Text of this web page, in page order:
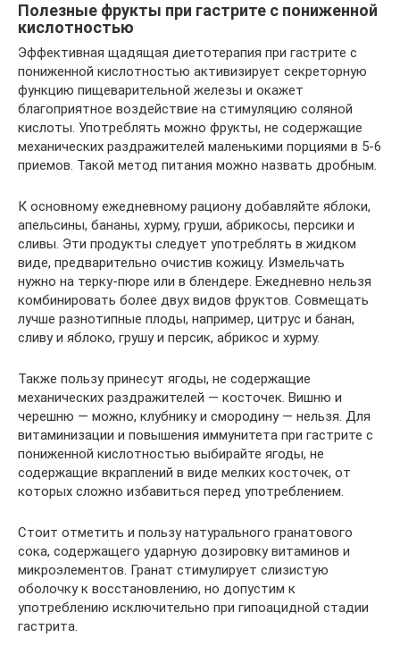
Полезные фрукты при гастрите с пониженной
кислотностью
Эффективная щадящая диетотерапия при гастрите с
пониженной кислотностью активизирует секреторную
функцию пищеварительной железы и окажет
благоприятное воздействие на стимуляцию соляной
кислоты. Употреблять можно фрукты, не содержащие
механических раздражителей маленькими порциями в 5-6
приемов. Такой метод питания можно назвать дробным.
К основному ежедневному рациону добавляйте яблоки,
апельсины, бананы, хурму, груши, абрикосы, персики и
сливы. Эти продукты следует употреблять в жидком
виде, предварительно очистив кожицу. Измельчать
нужно на терку-пюре или в блендере. Ежедневно нельзя
комбинировать более двух видов фруктов. Совмещать
лучше разнотипные плоды, например, цитрус и банан,
сливу и яблоко, грушу и персик, абрикос и хурму.
Также пользу принесут ягоды, не содержащие
механических раздражителей — косточек. Вишню и
черешню — можно, клубнику и смородину — нельзя. Для
витаминизации и повышения иммунитета при гастрите с
пониженной кислотностью выбирайте ягоды, не
содержащие вкраплений в виде мелких косточек, от
которых сложно избавиться перед употреблением.
Стоит отметить и пользу натурального гранатового
сока, содержащего ударную дозировку витаминов и
микроэлементов. Гранат стимулирует слизистую
оболочку к восстановлению, но допустим к
употреблению исключительно при гипоацидной стадии
гастрита.